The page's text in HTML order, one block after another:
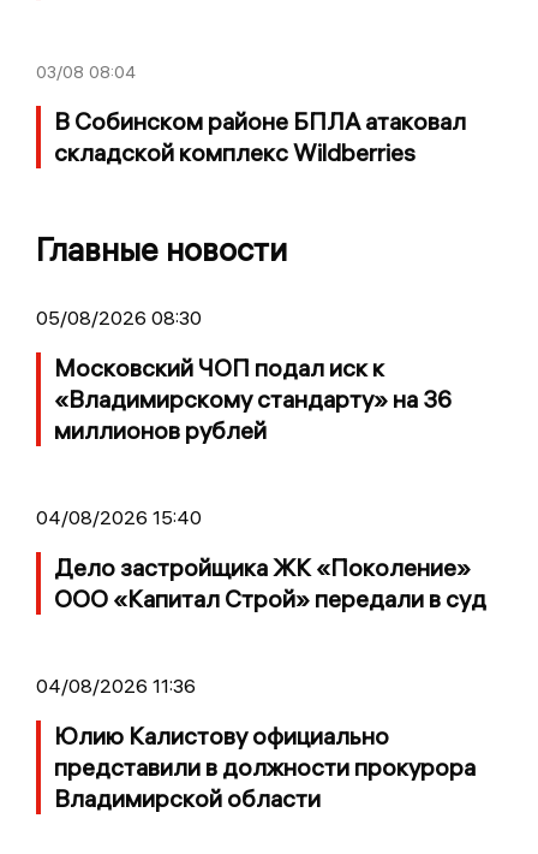
03/08 08:04
В Собинском районе БПЛА атаковал
складской комплекс Wildberries
Главные новости
05/08/2026 08:30
Московский ЧОП подал иск к
«Владимирскому стандарту» на 36
миллионов рублей
04/08/2026 15:40
Дело застройщика ЖК «Поколение»
ООО «Капитал Строй» передали в суд
04/08/2026 11:36
Юлию Калистову официально
представили в должности прокурора
Владимирской области